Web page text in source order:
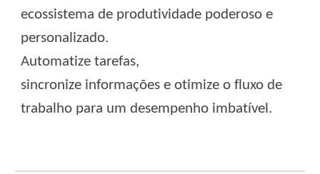
ecossistema de produtividade poderoso e
personalizado.
Automatize tarefas,
sincronize informações e otimize o fluxo de
trabalho para um desempenho imbatível.